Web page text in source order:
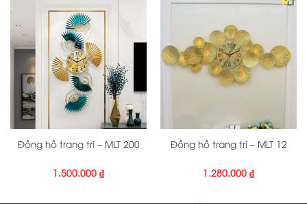
Đồng hồ trang trí – MLT 200
1.500.000 ₫
Đồng hồ trang trí – MLT 12
1.280.000 ₫